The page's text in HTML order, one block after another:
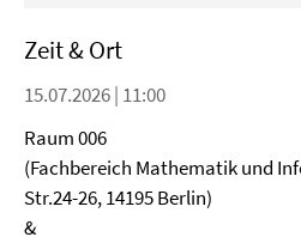
Zeit & Ort
15.07.2026 | 11:00
Raum 006
(Fachbereich Mathematik und
Str.24-26, 14195 Berlin)
&